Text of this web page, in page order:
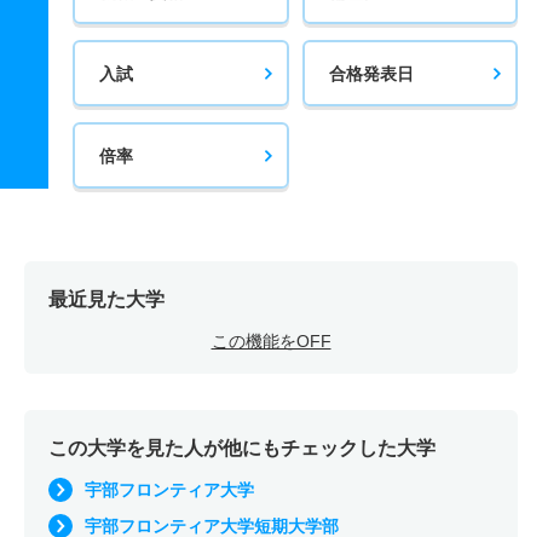
入試 合格発表日
倍率
最近見た大学
この機能をOFF
この大学を見た人が他にもチェックした大学
宇部フロンティア大学
宇部フロンティア大学短期大学部